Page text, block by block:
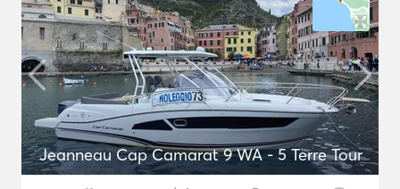
Jeanneau Cap Camarat 9 WA - 5 Terre Tour